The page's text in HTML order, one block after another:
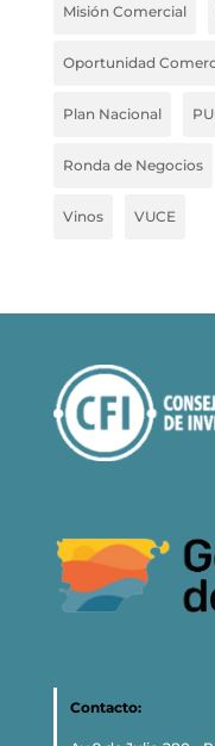
Misión Comercial
Oportunidad
Plan Nacional
Ronda de Negocios
Vinos VUCE
Contacto: